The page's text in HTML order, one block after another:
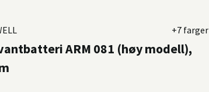
ARM 081 (høy modell),
+7 farger